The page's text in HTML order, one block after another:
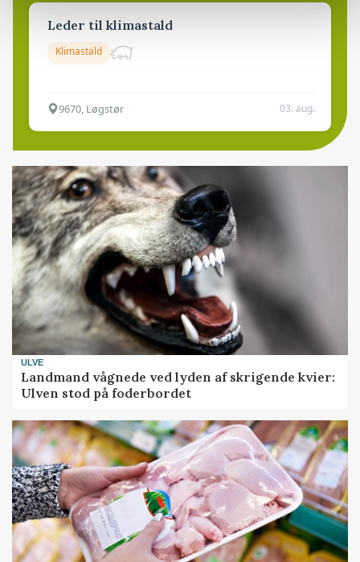
Leder til klimastald
Klimastald
9670, Løgstør 03. aug.
ULVE
Landmand vågnede ved lyden af skrigende kvier:
Ulven stod på foderbordet